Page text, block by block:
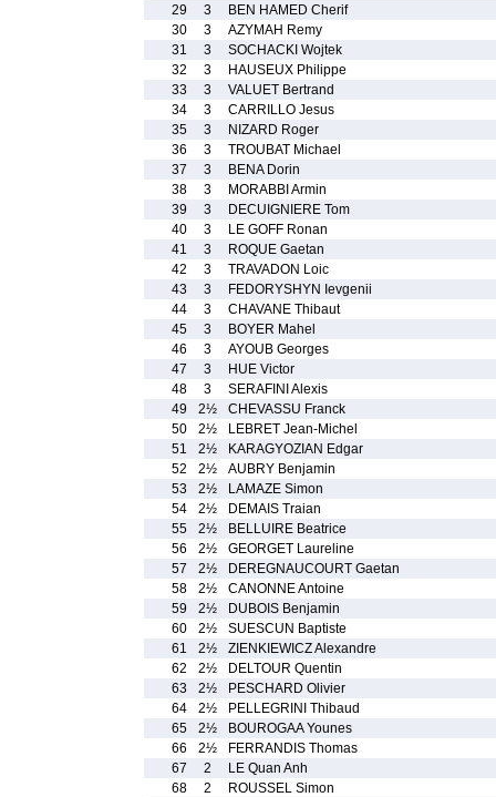
29
3
BEN HAMED Cherif
30
3
AZYMAH Remy
31
3
SOCHACKI Wojtek
32
3
HAUSEUX Philippe
33
3
VALUET Bertrand
34
3
CARRILLO Jesus
35
3
NIZARD Roger
36
3
TROUBAT Michael
37
3
BENA Dorin
38
3
MORABBI Armin
39
3
DECUIGNIERE Tom
40
3
LE GOFF Ronan
41
3
ROQUE Gaetan
42
3
TRAVADON Loic
43
3
FEDORYSHYN Ievgenii
44
3
CHAVANE Thibaut
45
3
BOYER Mahel
46
3
AYOUB Georges
47
3
HUE Victor
48
3
SERAFINI Alexis
49
2½
CHEVASSU Franck
50
2½
LEBRET Jean-Michel
51
2½
KARAGYOZIAN Edgar
52
2½
AUBRY Benjamin
53
2½
LAMAZE Simon
54
2½
DEMAIS Traian
55
2½
BELLUIRE Beatrice
56
2½
GEORGET Laureline
57
2½
DEREGNAUCOURT Gaetan
58
2½
CANONNE Antoine
59
2½
DUBOIS Benjamin
60
2½
SUESCUN Baptiste
61
2½
ZIENKIEWICZ Alexandre
62
2½
DELTOUR Quentin
63
2½
PESCHARD Olivier
64
2½
PELLEGRINI Thibaud
65
2½
BOUROGAA Younes
66
2½
FERRANDIS Thomas
67
2
LE Quan Anh
68
2
ROUSSEL Simon